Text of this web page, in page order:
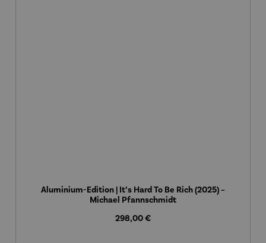
Aluminium-Edition | It’s Hard To Be Rich (2025) –
Michael Pfannschmidt
Regulärer Preis:
298,00 €